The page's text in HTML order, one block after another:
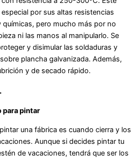
por sus altas resistencias
químicas, pero mucho más por no
ni las manos al manipularlo. Se
y disimular las soldaduras y
plancha galvanizada. Además,
y de secado rápido.
para pintar
una fábrica es cuando cierra y los
Aunque si decides pintar tu
de vacaciones, tendrá que ser los